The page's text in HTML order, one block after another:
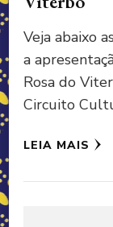
Veja abaixo
a
Rosa do
Circuito
LEIA MAIS